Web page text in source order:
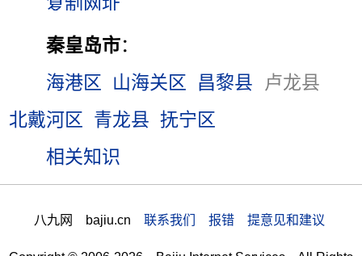
秦皇岛市：
海港区
山海关区 昌黎县
卢龙县
北戴河区 青龙县 抚宁区
相关知识
八九网 bajiu.cn 联系我们 报错 提意见和建议